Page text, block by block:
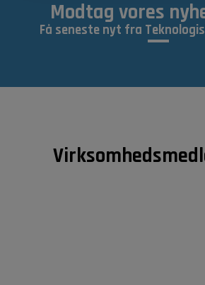
Modtag vores
Få seneste nyt fra